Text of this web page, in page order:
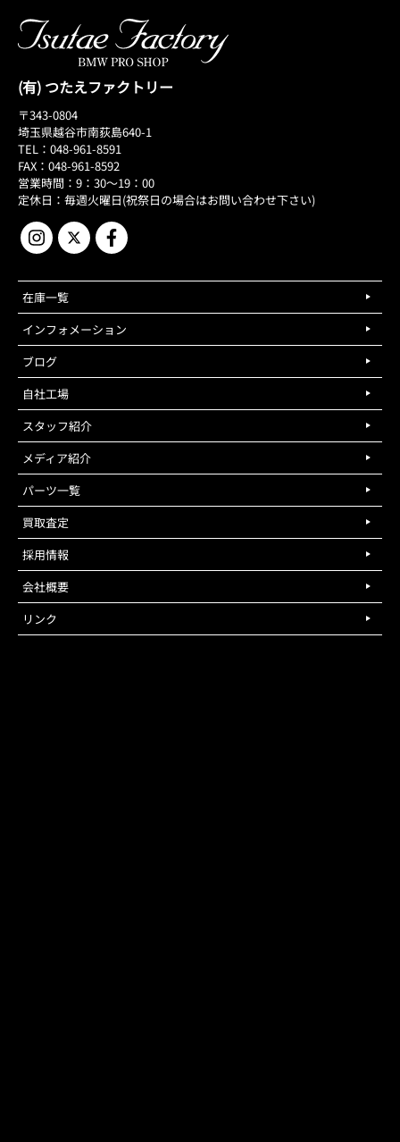
(有) つたえファクトリー
〒343-0804
埼玉県越谷市南荻島640-1
TEL：048-961-8591
FAX：048-961-8592
営業時間：9：30～19：00
定休日：毎週火曜日(祝祭日の場合はお問い合わせ下さい)
在庫一覧
インフォメーション
ブログ
自社工場
スタッフ紹介
メディア紹介
パーツ一覧
買取査定
採用情報
会社概要
リンク